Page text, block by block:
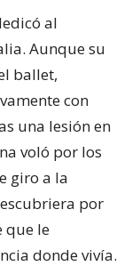
al
Aunque su
ballet,
con
una lesión en
voló por los
giro a la
por
que le
donde vivía.